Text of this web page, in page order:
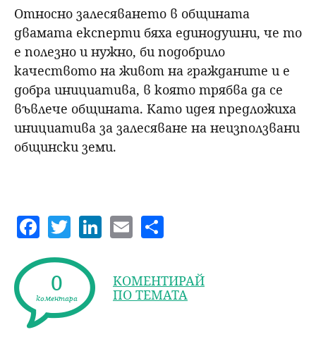
Относно залесяването в общината
двамата експерти бяха единодушни, че то
е полезно и нужно, би подобрило
качеството на живот на гражданите и е
добра инициатива, в която трябва да се
въвлече общината. Като идея предложиха
инициатива за залесяване на неизползвани
общински земи.
F
a
c
e
b
T
w
itt
er
Li
n
k
e
E
m
ai
l
a
re
0
коментара
КОМЕНТИРАЙ
ПО ТЕМАТА